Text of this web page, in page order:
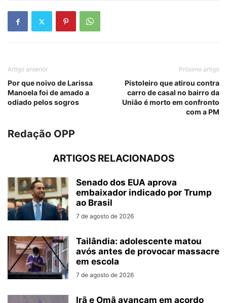
Artigo anterior
Por que noivo de Larissa
Manoela foi de amado a
odiado pelos sogros
Próximo artigo
Pistoleiro que atirou contra
carro de casal no bairro da
União é morto em confronto
com a PM
Redação OPP
ARTIGOS RELACIONADOS
Senado dos EUA aprova
embaixador indicado por Trump
ao Brasil
7 de agosto de 2026
Tailândia: adolescente matou
avós antes de provocar massacre
em escola
7 de agosto de 2026
Irã e Omã avançam em acordo